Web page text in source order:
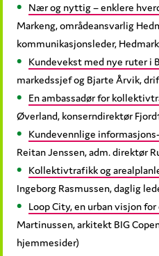
Nær og nyttig – enklere
Markeng, områdeansvarlig
kommunikasjonsleder,
Kundevekst med nye ruter i
markedssjef og Bjarte Årvik,
En ambassadør for
Øverland, konserndirektør
Kundevennlige
Reitan Jenssen, adm. direktør
Kollektivtrafikk og
Ingeborg Rasmussen, daglig
Loop City, en urban visjon
Martinussen, arkitekt BIG
hjemmesider)